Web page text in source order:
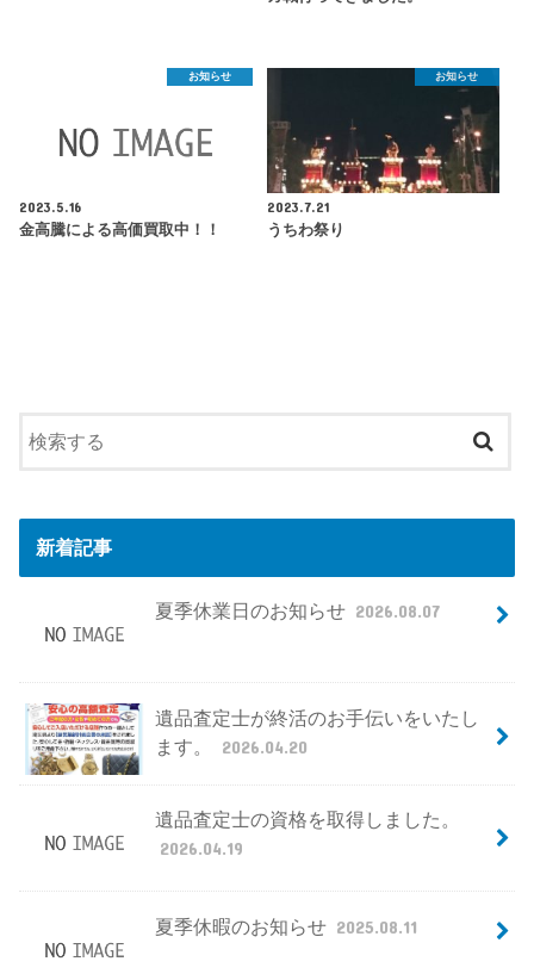
お知らせ
2023.5.16
金高騰による高価買取中！！
お知らせ
2023.7.21
うちわ祭り
新着記事
夏季休業日のお知らせ 2026.08.07
遺品査定士が終活のお手伝いをいたし
ます。
2026.04.20
遺品査定士の資格を取得しました。
2026.04.19
夏季休暇のお知らせ 2025.08.11